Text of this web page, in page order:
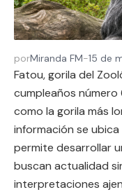
porMiranda FM-15 de
Fatou, gorila del
cumpleaños
como la gorila más
información se
permite desarrollar
buscan actualidad
interpretaciones